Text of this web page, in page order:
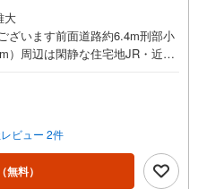
大
ざいます前面道路約6.4m刑部小
）周辺は閑静な住宅地JR・近鉄
店まで徒歩10分（約800m）と
*----*-建築条件無しの物件多
フリーダムは【東証スタンダ
ら請負工事まで承っております
工のモデルハウス多数あります
った物件をご提案させて頂きま
ビュー 2件
（無料）